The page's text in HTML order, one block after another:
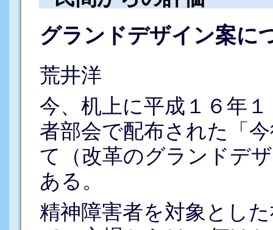
グランドデザイン案に
荒井洋
今、机上に平成１６年
者部会で配布された「
て（改革のグランドデ
ある。
精神障害者を対象とし